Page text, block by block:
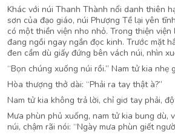
Khác với núi Thanh Thành nổi danh thiên
sơn của đạo giáo, núi Phượng Tề lại yên
có một thiền viện nho nhỏ. Trong thiện
đang ngồi ngay ngắn đọc kinh. Trước mặt
đen cầm dù giấy đứng bên vách núi, nhìn
“Bọn chúng xuống núi rồi.” Nam tử kia nhẹ
Hòa thượng thở dài: “Phải ra tay thật à?”
Nam tử kia không trả lời, chỉ giơ tay phải,
Mưa phùn phủ xuống, nam tử kia bung dù,
núi, chậm rãi nói: “Ngày mưa phùn giết